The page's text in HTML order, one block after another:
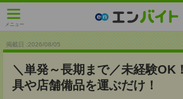
メニュー
掲載日 :2026/08/05
＼単発～長期まで／未経験OK
具や店舗備品を運ぶだけ！